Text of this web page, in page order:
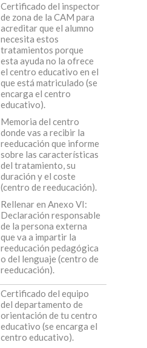
Certificado del inspector
de zona de la CAM para
acreditar que el alumno
necesita estos
tratamientos porque
esta ayuda no la ofrece
el centro educativo en el
que está matriculado (se
encarga el centro
educativo).
Memoria del centro
donde vas a recibir la
reeducación que informe
sobre las características
del tratamiento, su
duración y el coste
(centro de reeducación).
Rellenar en Anexo VI:
Declaración responsable
de la persona externa
que va a impartir la
reeducación pedagógica
o del lenguaje (centro de
reeducación).
Certificado del equipo
del departamento de
orientación de tu centro
educativo (se encarga el
centro educativo).